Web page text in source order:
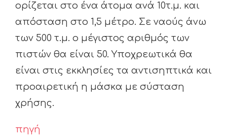
ορίζεται στο ένα άτομα ανά 10τ.μ. και
απόσταση στο 1,5 μέτρο. Σε ναούς άνω
των 500 τ.μ. ο μέγιστος αριθμός των
πιστών θα είναι 50. Υποχρεωτικά θα
είναι στις εκκλησίες τα αντισηπτικά και
προαιρετική η μάσκα με σύσταση
χρήσης.
πηγή